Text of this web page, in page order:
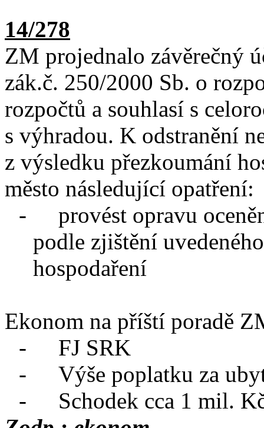
14/278
ZM projednalo závěrečný
zák.č. 250/2000 Sb. o
rozpočtů a souhlasí s
s výhradou. K odstranění
z výsledku přezkoumání
město následující opatření:
-
provést opravu
podle zjištění
hospodaření
Ekonom na příští poradě
-
FJ SRK
-
Výše poplatku za
-
Schodek cca 1 mil.